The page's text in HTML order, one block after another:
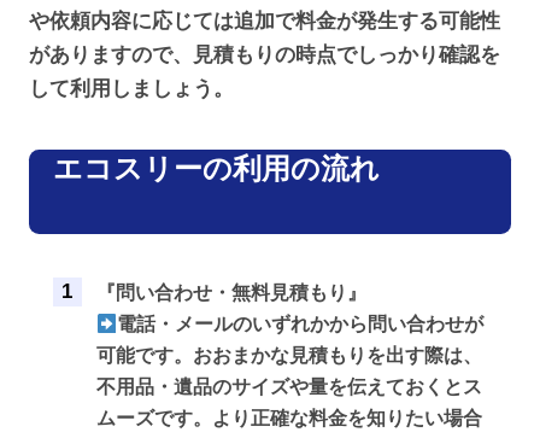
や依頼内容に応じては追加で料金が発生する可能性
がありますので、見積もりの時点でしっかり確認を
して利用しましょう。
エコスリーの利用の流れ
『問い合わせ・無料見積もり』
電話・メールのいずれかから問い合わせが
可能です。おおまかな見積もりを出す際は、
不用品・遺品のサイズや量を伝えておくとス
ムーズです。より正確な料金を知りたい場合